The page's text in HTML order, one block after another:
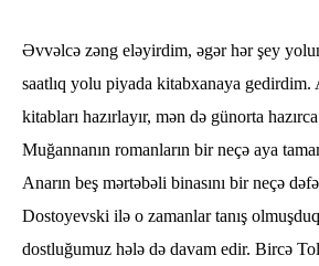
Əvvəlcə zəng eləyirdim, əgər hər şey
saatlıq yolu piyada kitabxanaya gedirdim.
kitabları hazırlayır, mən də günorta
Muğannanın romanların bir neçə aya
Anarın beş mərtəbəli binasını bir neçə
Dostoyevski ilə o zamanlar tanış
dostluğumuz hələ də davam edir. Bircə